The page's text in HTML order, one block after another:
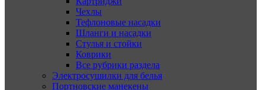
Чехлы
Тефлоновые насадки
Шланги и насадки
Стулья и стойки
Коврики
Все рубрики раздела
Электросушилки для белья
Портновские манекены